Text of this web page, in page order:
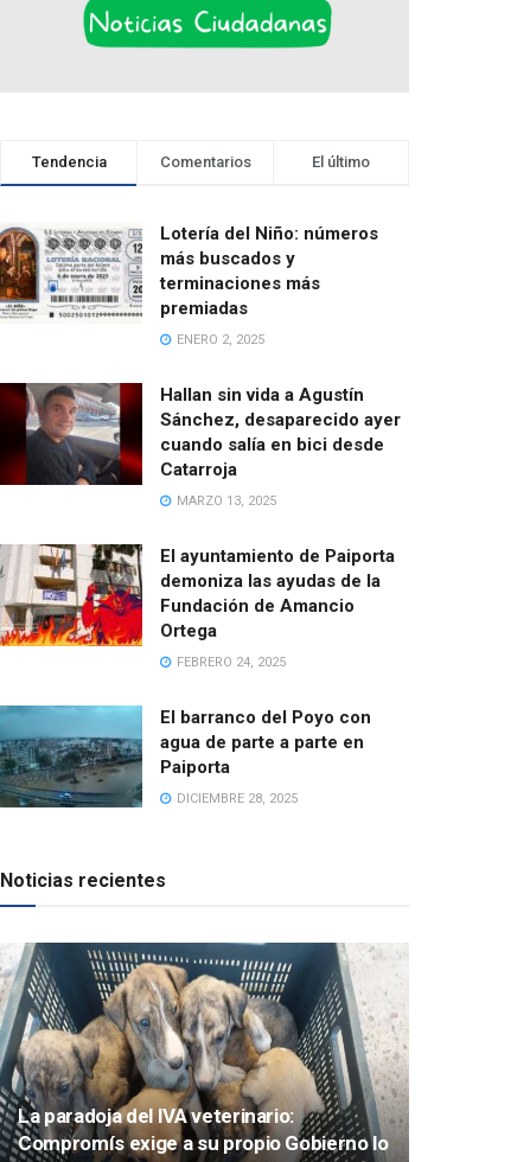
Tendencia Comentarios El último
Lotería del Niño: números
más buscados y
terminaciones más
premiadas
ENERO 2, 2025
Hallan sin vida a Agustín
Sánchez, desaparecido ayer
cuando salía en bici desde
Catarroja
MARZO 13, 2025
El ayuntamiento de Paiporta
demoniza las ayudas de la
Fundación de Amancio
Ortega
FEBRERO 24, 2025
El barranco del Poyo con
agua de parte a parte en
Paiporta
DICIEMBRE 28, 2025
Noticias recientes
La paradoja del IVA veterinario:
Compromís exige a su propio Gobierno lo